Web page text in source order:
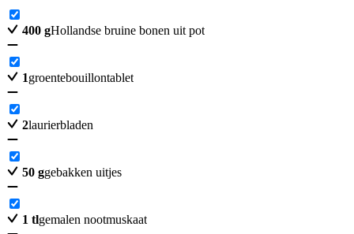
400 gHollandse bruine bonen uit pot
1groentebouillontablet
2laurierbladen
50 ggebakken uitjes
1 tlgemalen nootmuskaat